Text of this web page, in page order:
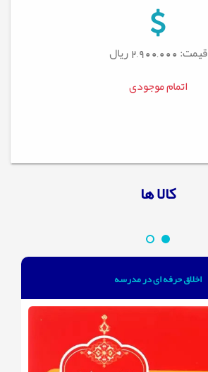
قیمت: 2,900,000
ریال
اتمام موجودی
کالا ها
اخلاق حرفه ای در مدرسه